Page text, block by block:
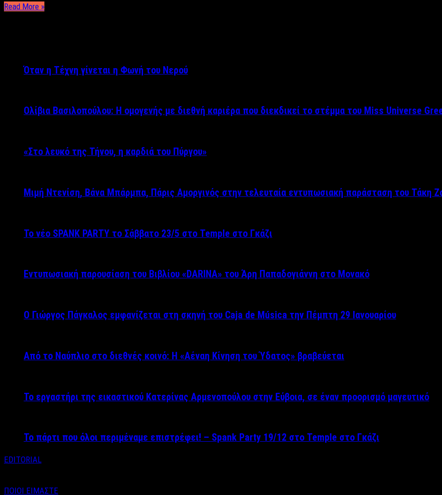
Read More »
Όταν η Τέχνη γίνεται η Φωνή του Νερού
Ολίβια Βασιλοπούλου: Η ομογενής με διεθνή καριέρα που διεκδικεί το στέμμα του Miss Universe
«Στο λευκό της Τήνου, η καρδιά του Πύργου»
Μιμή Ντενίση, Βάνα Μπάρμπα, Πάρις Αμοργινός στην τελευταία εντυπωσιακή παράσταση του Τάκη
Το νέο SPANK PARTY το Σάββατο 23/5 στο Temple στο Γκάζι
Εντυπωσιακή παρουσίαση του Βιβλίου «DARINA» του Άρη Παπαδογιάννη στο Μονακό
Ο Γιώργος Πάγκαλος εμφανίζεται στη σκηνή του Caja de Música την Πέμπτη 29 Ιανουαρίου
Από το Ναύπλιο στο διεθνές κοινό: Η «Αέναη Κίνηση του Ύδατος» βραβεύεται
Το εργαστήρι της εικαστικού Κατερίνας Αρμενοπούλου στην Εύβοια, σε έναν προορισμό μαγευτικό
Το πάρτι που όλοι περιμέναμε επιστρέφει! – Spank Party 19/12 στο Temple στο Γκάζι
EDITORIAL
ΠΟΙΟΙ ΕΙΜΑΣΤΕ